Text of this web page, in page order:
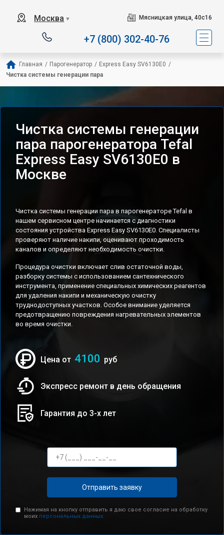
Москва ▼ Мясницкая улица, 40с16
+7 (800) 302-40-76
Главная / Парогенератор / Express Easy SV6130E0 /
Чистка системы генерации пара
Чистка системы генерации
пара парогенератора Tefal
Express Easy SV6130E0 в
Москве
Чистка системы генерации пара в парогенераторе Tefal в
нашем сервисном центре начинается с диагностики
состояния устройства Express Easy SV6130E0. Специалисты
проверяют наличие накипи, оценивают проходимость
каналов и определяют необходимость очистки.
Процедура очистки включает слив остаточной воды,
разборку системы с использованием сантехнического
инструмента, применение специальных химических реагентов
для удаления накипи и механическую очистку
труднодоступных участков. Особое внимание уделяется
предотвращению повреждения нагревательных элементов
во время очистки.
Цена от 4100 руб
Экспресс ремонт в день обращения
Гарантия до 3-х лет
Отправить заявку
Нажимая на кнопку отправить я даю свое согласие на обработку
моих персональных данных.